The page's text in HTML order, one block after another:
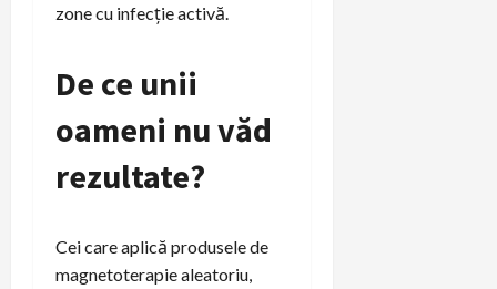
zone cu infecție activă.
De ce unii
oameni nu văd
rezultate?
Cei care aplică produsele de
magnetoterapie aleatoriu,